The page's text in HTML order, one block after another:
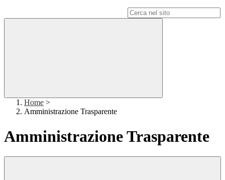
Home >
Amministrazione Trasparente
Amministrazione Trasparente